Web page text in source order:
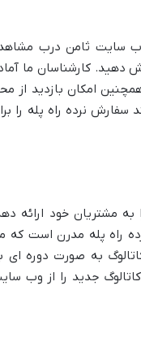
وب سایت ثامن درب
دهید. کارشناسان ما
امکان بازدید از
نرده راه پله را
مشتریان خود ارائه
راه پله مدرن است که
به صورت دوره ای
جدید را از وب